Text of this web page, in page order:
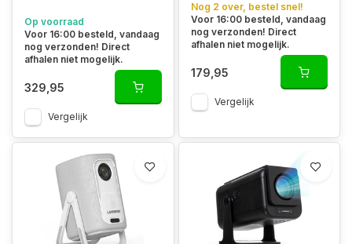
Op voorraad
Voor 16:00 besteld, vandaag
nog verzonden! Direct
afhalen niet mogelijk.
329,95
Vergelijk
Nog 2 over, bestel snel!
Voor 16:00 besteld, vandaag
nog verzonden! Direct
afhalen niet mogelijk.
179,95
Vergelijk